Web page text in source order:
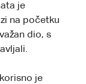
je
na početku
dio, s
je